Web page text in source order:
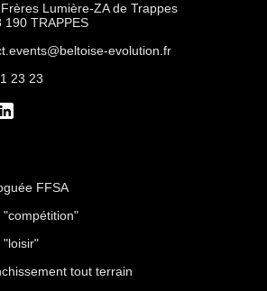
Lumière-ZA de Trappes
190 TRAPPES
evolution.fr
23 23
FFSA
"compétition"
"loisir"
tout terrain